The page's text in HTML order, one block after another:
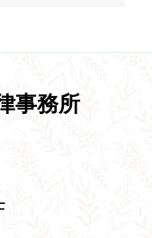
事務所